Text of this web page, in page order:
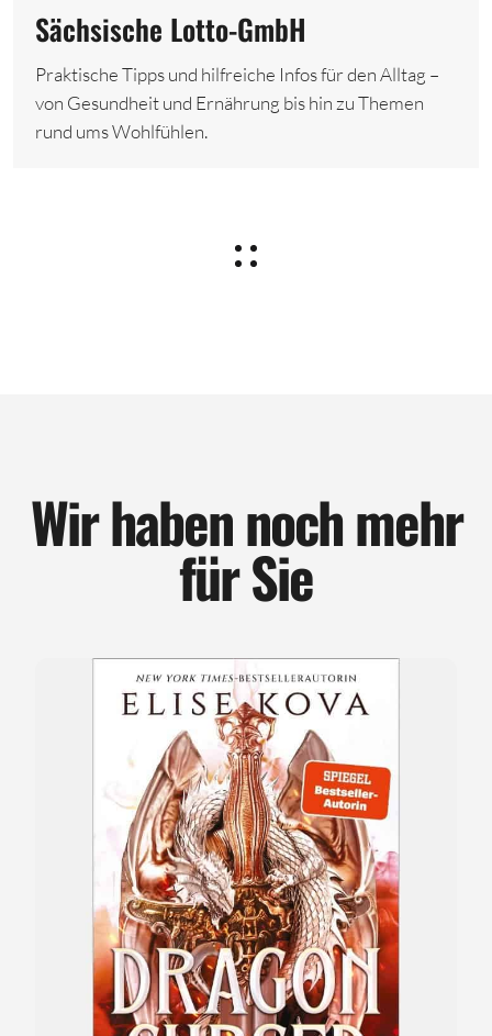
Sächsische Lotto-GmbH
Praktische Tipps und hilfreiche Infos für den Alltag –
von Gesundheit und Ernährung bis hin zu Themen
rund ums Wohlfühlen.
Wir haben noch mehr
für Sie